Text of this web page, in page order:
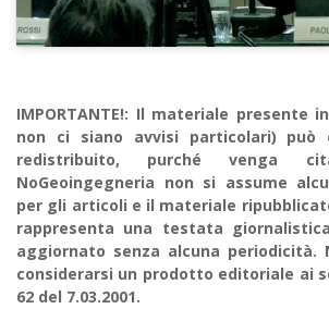
IMPORTANTE!: Il materiale presente
non ci siano avvisi particolari) può
redistribuito, purché venga
NoGeoingegneria non si assume
per gli articoli e il materiale
rappresenta una testata
aggiornato senza alcuna periodicità.
considerarsi un prodotto editoriale ai
62 del 7.03.2001.